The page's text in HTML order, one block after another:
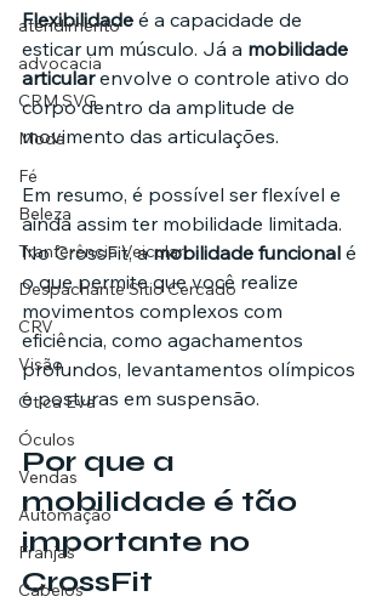
atendimento
advocacia
CRM SVG
Moda
Fé
Beleza
Tranferência Veicular
Despachante Sítio Cercado
CRV
Visão
Ótica Eva
Óculos
Vendas
Automação
Franjas
Cabelos
Flexibilidade é a capacidade de
esticar um músculo. Já a mobilidade
articular envolve o controle ativo do
corpo dentro da amplitude de
movimento das articulações.
Em resumo, é possível ser flexível e
ainda assim ter mobilidade limitada.
No CrossFit, a mobilidade funcional é
o que permite que você realize
movimentos complexos com
eficiência, como agachamentos
profundos, levantamentos olímpicos
e posturas em suspensão.
Por que a
mobilidade é tão
importante no
CrossFit